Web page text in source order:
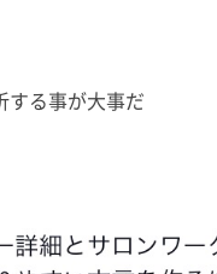
する事が大事だ